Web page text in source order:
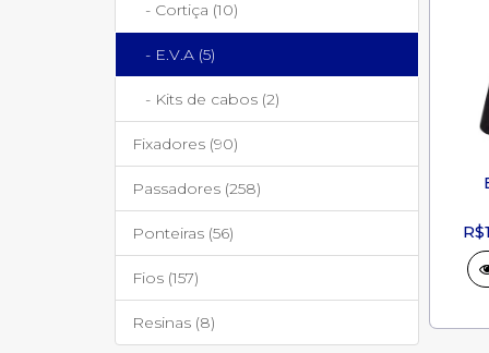
- Cortiça (10)
- E.V.A (5)
- Kits de cabos (2)
Fixadores (90)
Passadores (258)
Ponteiras (56)
Fios (157)
Resinas (8)